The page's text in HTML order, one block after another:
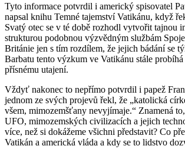
Tyto informace potvrdil i americký spisovatel
napsal knihu Temné tajemství Vatikánu, když
Svatý otec se v té době rozhodl vytvořit tajnou
strukturou podobnou výzvědným službám
Británie jen s tím rozdílem, že jejich bádání se
Barbatu tento výzkum ve Vatikánu stále
přísnému utajení.
Vždyť nakonec to nepřímo potvrdil i papež
jednom ze svých projevů řekl, že „katolická
všem, mimozemšťany nevyjímaje.“ Znamená
UFO, mimozemských civilizacích a jejich
více, než si dokážeme všichni představit? Co
Vatikán a americká vláda a kdy se to lidstvo